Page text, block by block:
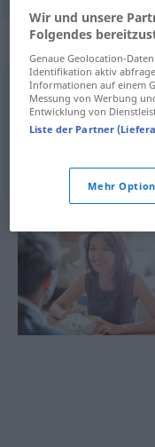
Grundriss,Entwurf,
Skizze
© OpenThesaurus.de
Wir und unsere
Folgendes
Genaue Geolocation-
Identifikation aktiv
Informationen auf einem
Messung von Werbung
Entwicklung von
Liste der Partner
Mehr